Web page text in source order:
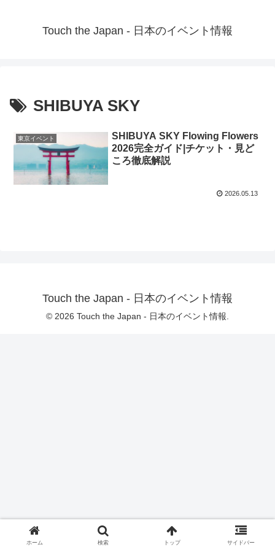
Touch the Japan - 日本のイベント情報
SHIBUYA SKY
東京イベント
SHIBUYA SKY Flowing Flowers
2026完全ガイド|チケット・見ど
ころ徹底解説
2026.05.13
Touch the Japan - 日本のイベント情報
© 2026 Touch the Japan - 日本のイベント情報.
ホーム 検索 トップ サイドバー